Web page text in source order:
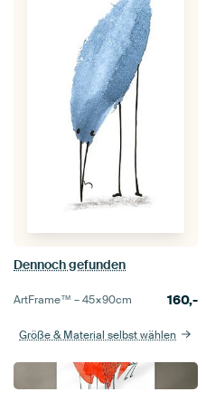
Dennoch gefunden
ArtFrame™ –45×90cm 160,-
Größe & Material selbst wählen